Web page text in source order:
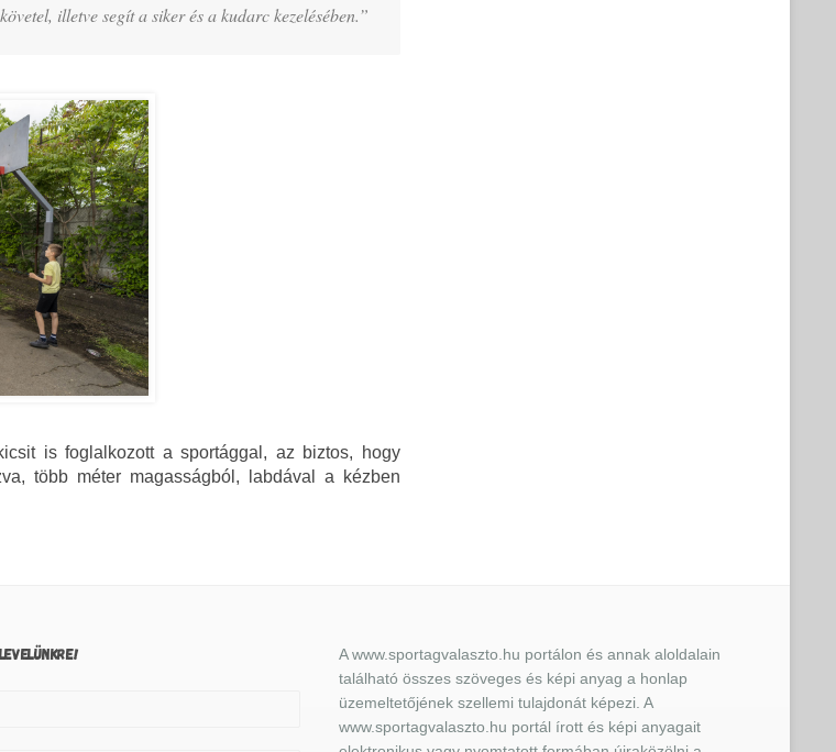
illetve segít a siker és a kudarc kezelésében.”
is foglalkozott a sportággal, az biztos, hogy
több méter magasságból, labdával a kézben
A www.sportagvalaszto.hu portálon és annak aloldalain
található összes szöveges és képi anyag a honlap
üzemeltetőjének szellemi tulajdonát képezi. A
www.sportagvalaszto.hu portál írott és képi anyagait